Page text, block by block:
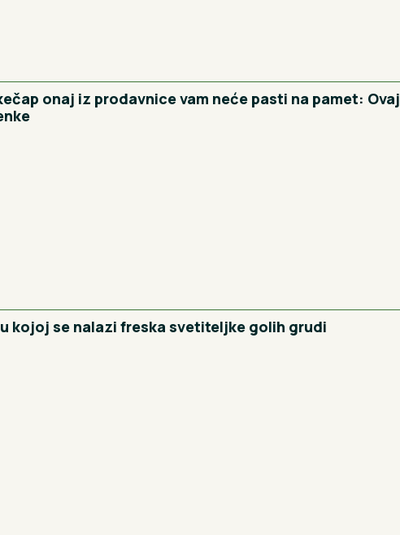
onaj iz prodavnice vam neće pasti na pamet: Ovaj
kojoj se nalazi freska svetiteljke golih grudi